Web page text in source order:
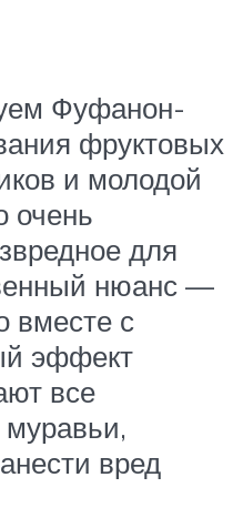
Фуфанон-
фруктовых
и молодой
очень
для
нюанс —
вместе с
эффект
все
вред